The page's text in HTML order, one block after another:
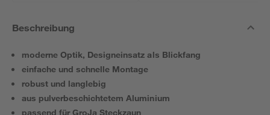
Beschreibung
moderne Optik, Designeinsatz als Blickfang
einfache und schnelle Montage
robust und langlebig
aus pulverbeschichtetem Aluminium
passend für GroJa Steckzaun